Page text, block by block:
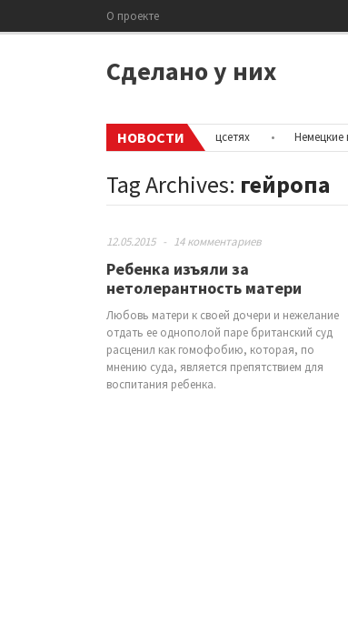
О проекте
Сделано у них
НОВОСТИ
информацию об аккаунтах в соцсетях • Немецкие
Tag Archives: гейропа
12.05.2015 - 14 комментариев
Ребенка изъяли за
нетолерантность матери
Любовь матери к своей дочери и нежелание
отдать ее однополой паре британский суд
расценил как гомофобию, которая, по
мнению суда, является препятствием для
воспитания ребенка.